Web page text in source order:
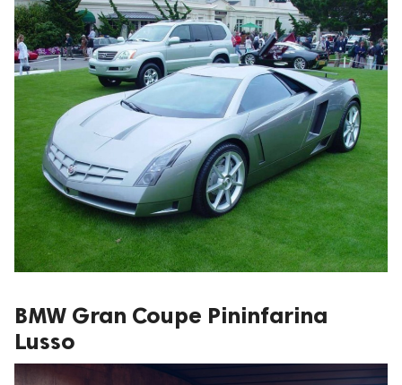
BMW Gran Coupe Pininfarina
Lusso